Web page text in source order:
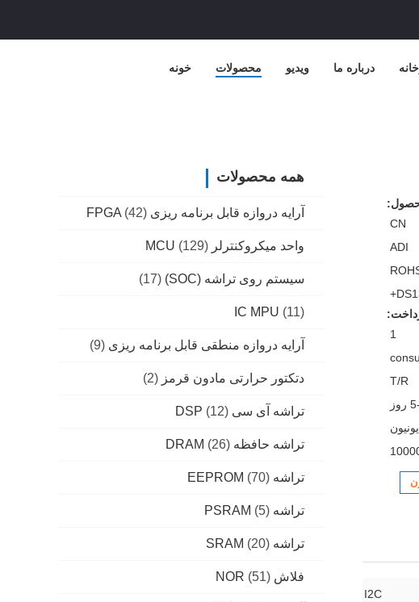
خونه محصولات ویدیو درباره ما
همه محصولات
آرایه دروازه قابل برنامه ریزی FPGA (42)
واحد میکروکنترلر MCU (129)
سیستم روی تراشه (SOC) (17)
IC MPU (11)
آرایه دروازه منطقی قابل برنامه ریزی (9)
دتکتور حرارتی مادون قرمز (2)
تراشه آی سی DSP (12)
تراشه حافظه DRAM (26)
تراشه EEPROM (70)
تراشه PSRAM (5)
تراشه SRAM (20)
فلاش NOR (51)
CN
ADI
1
T/R
I2C